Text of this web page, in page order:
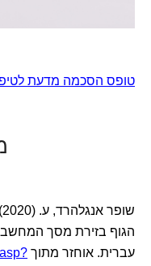
טופס הסכמה מדעת
הגוף בזירת מסך המחשב
עברית. אוחזר מתוך